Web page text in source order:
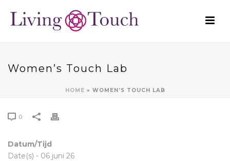
Women’s Touch Lab
HOME » WOMEN’S TOUCH LAB
0
Datum/Tijd
Date(s) - 06 juni 26